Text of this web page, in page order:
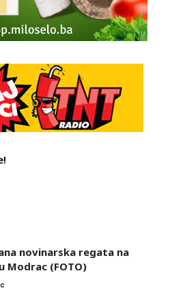
novinarska regata na
Modrac (FOTO)